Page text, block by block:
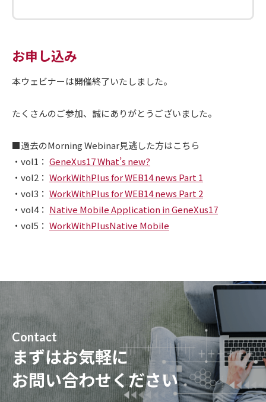
お申し込み
本ウェビナーは開催終了いたしました。
たくさんのご参加、誠にありがとうございました。
■過去のMorning Webinar見逃した方はこちら
・vol1： GeneXus17 What’s new?
・vol2： WorkWithPlus for WEB14 news Part 1
・vol3： WorkWithPlus for WEB14 news Part 2
・vol4： Native Mobile Application in GeneXus17
・vol5： WorkWithPlusNative Mobile
Contact
まずはお気軽に
お問い合わせください